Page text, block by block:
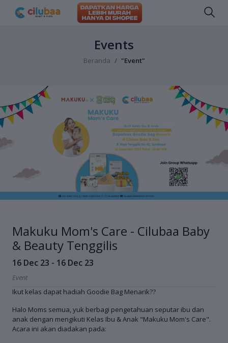
Events
Beranda "Event"
Makuku Mom's Care - Cilubaa Baby
& Beauty Tenggilis
16 Dec 23 - 16 Dec 23
Event
Ikut kelas dapat hadiah Goodie Bag Menarik??
Halo Moms semua, yuk berbagi pengetahuan seputar ibu dan
anak dengan mengikuti Kelas Ibu & Anak "Makuku Mom's Care".
Acara ini akan diadakan pada: